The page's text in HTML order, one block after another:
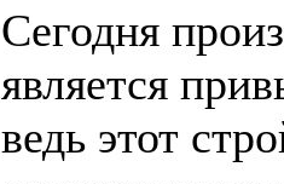
Сегодня
является
ведь этот